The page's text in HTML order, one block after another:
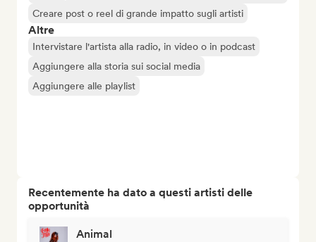
Creare post o reel di grande impatto sugli artisti
Altre
Intervistare l'artista alla radio, in video o in podcast
Aggiungere alla storia sui social media
Aggiungere alle playlist
Recentemente ha dato a questi artisti delle
opportunità
Animal